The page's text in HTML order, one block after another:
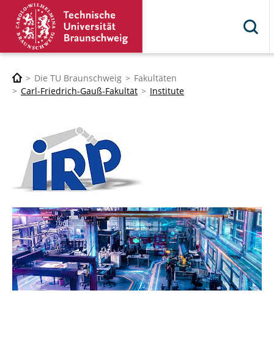
Die TU Braunschweig
Fakultäten
Carl-Friedrich-Gauß-Fakultät
Institute